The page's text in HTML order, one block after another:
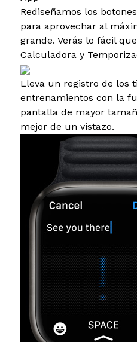
Rediseñamos los
para aprovechar al
grande. Verás lo fácil
Calculadora y
Lleva un registro de los
entrenamientos con la
pantalla de mayor
mejor de un vistazo.